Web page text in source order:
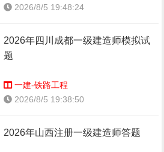
2026/8/5 19:48:24
2026年四川成都一级建造师模拟试
题
一建-铁路工程
2026/8/5 19:38:50
2026年山西注册一级建造师答题